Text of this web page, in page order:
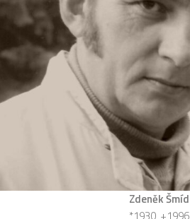
Zdeněk Šmíd